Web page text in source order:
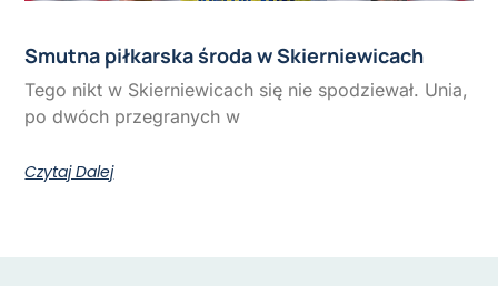
Smutna piłkarska środa w Skierniewicach
Tego nikt w Skierniewicach się nie spodziewał. Unia,
po dwóch przegranych w
Czytaj Dalej